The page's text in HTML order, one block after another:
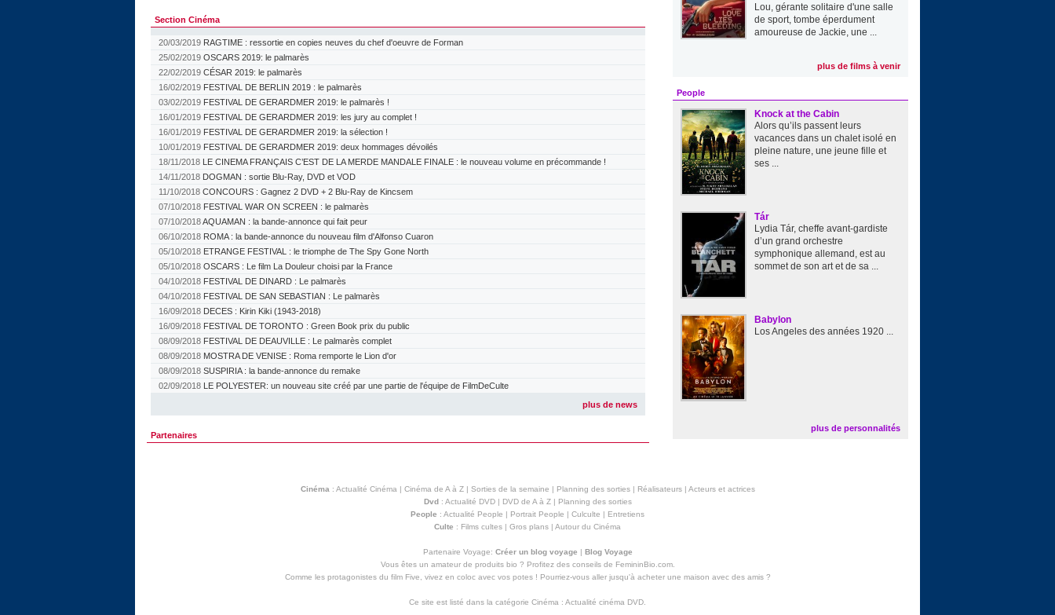
Section Cinéma
20/03/2019 RAGTIME : ressortie en copies neuves du chef d'oeuvre de Forman
25/02/2019 OSCARS 2019: le palmarès
22/02/2019 CÉSAR 2019: le palmarès
16/02/2019 FESTIVAL DE BERLIN 2019 : le palmarès
03/02/2019 FESTIVAL DE GERARDMER 2019: le palmarès !
16/01/2019 FESTIVAL DE GERARDMER 2019: les jury au complet !
16/01/2019 FESTIVAL DE GERARDMER 2019: la sélection !
10/01/2019 FESTIVAL DE GERARDMER 2019: deux hommages dévoilés
18/11/2018 LE CINEMA FRANÇAIS C’EST DE LA MERDE MANDALE FINALE : le nouveau volume en précommande !
14/11/2018 DOGMAN : sortie Blu-Ray, DVD et VOD
11/10/2018 CONCOURS : Gagnez 2 DVD + 2 Blu-Ray de Kincsem
07/10/2018 FESTIVAL WAR ON SCREEN : le palmarès
07/10/2018AQUAMAN : la bande-annonce qui fait peur
06/10/2018 ROMA : la bande-annonce du nouveau film d'Alfonso Cuaron
05/10/2018 ETRANGE FESTIVAL : le triomphe de The Spy Gone North
05/10/2018 OSCARS : Le film La Douleur choisi par la France
04/10/2018 FESTIVAL DE DINARD : Le palmarès
04/10/2018 FESTIVAL DE SAN SEBASTIAN : Le palmarès
16/09/2018 DECES : Kirin Kiki (1943-2018)
16/09/2018 FESTIVAL DE TORONTO : Green Book prix du public
08/09/2018 FESTIVAL DE DEAUVILLE : Le palmarès complet
08/09/2018 MOSTRA DE VENISE : Roma remporte le Lion d'or
08/09/2018 SUSPIRIA : la bande-annonce du remake
02/09/2018 LE POLYESTER: un nouveau site créé par une partie de l'équipe de FilmDeCulte
plus de news
Partenaires
Lou, gérante solitaire d'une salle
de sport, tombe éperdument
amoureuse de Jackie, une ...
plus de films à venir
People
Knock at the Cabin
Alors qu’ils passent leurs
vacances dans un chalet isolé en
pleine nature, une jeune fille et
ses ...
Tár
Lydia Tár, cheffe avant-gardiste
d’un grand orchestre
symphonique allemand, est au
sommet de son art et de sa ...
Babylon
Los Angeles des années 1920 ...
plus de personnalités
Cinéma : Actualité Cinéma | Cinéma de A à Z| Sorties de la semaine | Planning des sorties| Réalisateurs| Acteurs et actrices
Dvd: Actualité DVD| DVD de A à Z| Planning des sorties
People : Actualité People | Portrait People | Culculte | Entretiens
Culte : Films cultes | Gros plans | Autour du Cinéma
Partenaire Voyage: Créer un blog voyage | Blog Voyage
Vous êtes un amateur de produits bio ? Profitez des conseils de FemininBio.com.
Comme les protagonistes du film Five, vivez en coloc avec vos potes ! Pourriez-vous aller jusqu'à acheter une maison avec des amis?
Ce site est listé dans la catégorie Cinéma : Actualité cinéma DVD